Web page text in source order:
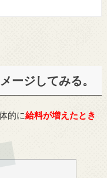
ージしてみる。
的に給料が増えたとき